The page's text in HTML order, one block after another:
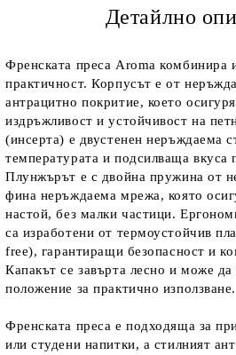
Детайлно
Френската преса Aroma комбинира
практичност. Корпусът е от
антрацитно покритие, което
издръжливост и устойчивост на
(инсерта) е двустенен неръждаема
температурата и подсилваща вкуса
Плунжърът е с двойна пружина от
фина неръждаема мрежа, която
настой, без малки частици.
са изработени от термоустойчив
free), гарантиращи безопасност и
Капакът се завърта лесно и може
положение за практично използване.
Френската преса е подходяща за
или студени напитки, а стилният